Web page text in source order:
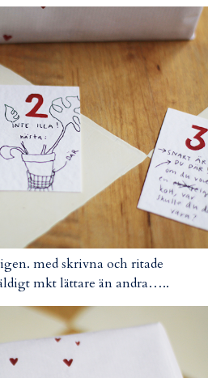
med skrivna och ritade
mkt lättare än andra…..